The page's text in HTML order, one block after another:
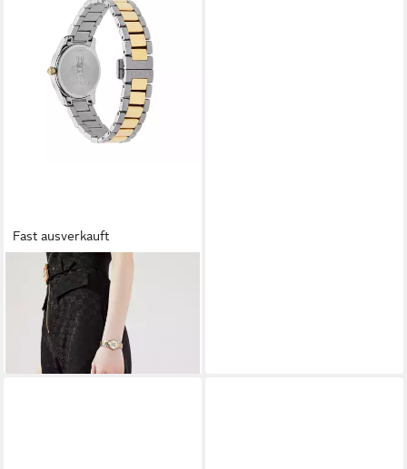
Fast ausverkauft
GUCCI
Quarzuhr G Timeless
790,00 €
UVP 1.250,00 €
-37%
lieferbar - in 2-3 Werktagen bei dir